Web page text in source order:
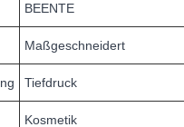
BEENTE
Maßgeschneidert
Tiefdruck
Kosmetik